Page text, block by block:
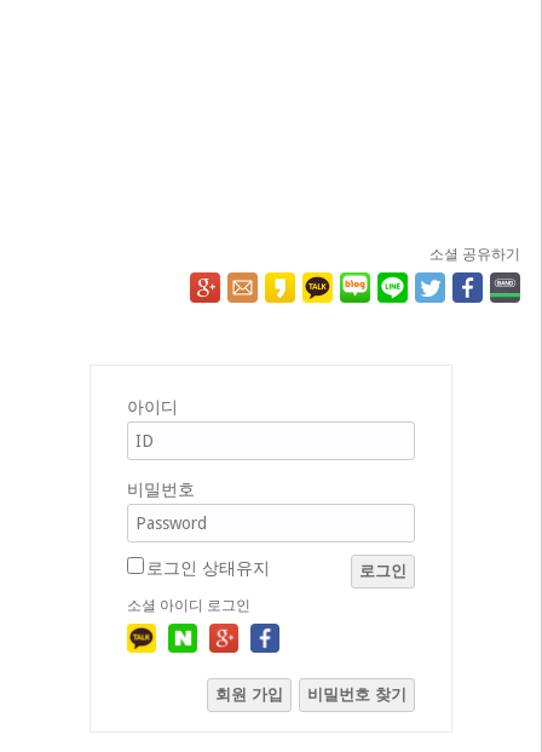
소셜 공유하기
아이디
비밀번호
로그인 상태유지 로그인
소셜 아이디 로그인
회원 가입 비밀번호 찾기